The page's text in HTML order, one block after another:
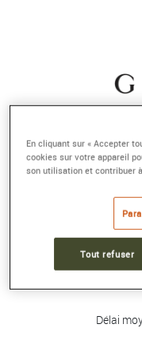
Délai
En cliquant sur « Accepter
cookies sur votre appareil
son utilisation et contribuer
Tout refuser